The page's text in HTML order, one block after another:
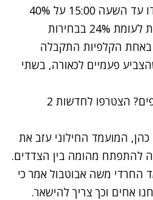
ההצבעה הגבוהים שעמדו עד השעה 15:00 על 40%
מבעלי זכות ההצבעה, זאת לעומת 24% בבחירות
הקלפיות התקבלה
פעמיים לכאורה, בשתי
רוצים לקבל עדכונים נוספים? הצטרפו לחדשות 2
המועמד החילוני עזב את
להתפתח מהומה בין הצדדים.
החרדי משה אבוטבול אמר כי
אחים וכך צריך להישאר.